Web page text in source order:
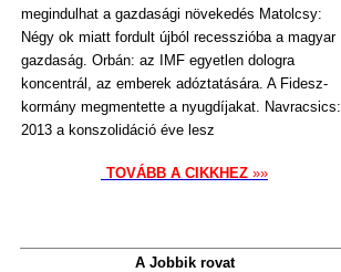
megindulhat a gazdasági növekedés Matolcsy:
Négy ok miatt fordult újból recesszióba a magyar
gazdaság. Orbán: az IMF egyetlen dologra
koncentrál, az emberek adóztatására. A Fidesz-
kormány megmentette a nyugdíjakat. Navracsics:
2013 a konszolidáció éve lesz
TOVÁBB A CIKKHEZ »»
A Jobbik rovat